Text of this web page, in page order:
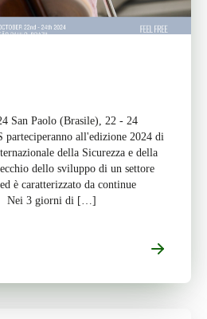
San Paolo (Brasile), 22 - 24
parteciperanno all'edizione 2024 di
della Sicurezza e della
dello sviluppo di un settore
è caratterizzato da continue
Nei 3 giorni di […]